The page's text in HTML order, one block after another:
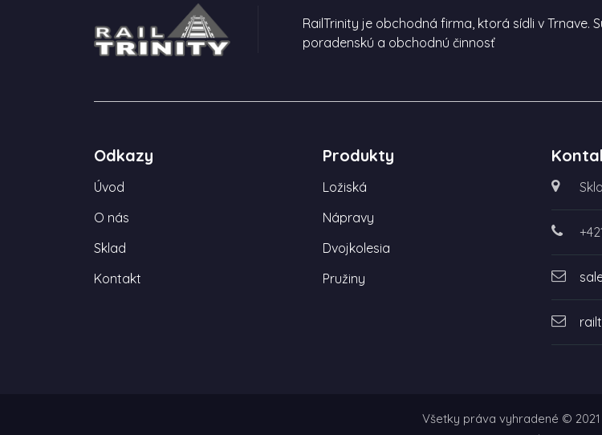
RailTrinity je obchodná firma, ktorá sídli v Trnave.
poradenskú a obchodnú činnosť
Odkazy
Úvod
O nás
Sklad
Kontakt
Produkty
Ložiská
Nápravy
Dvojkolesia
Pružiny
Všetky práva vyhradené © 2021